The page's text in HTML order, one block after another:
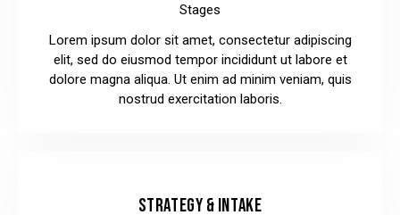
Stages
Lorem ipsum dolor sit amet, consectetur adipiscing
elit, sed do eiusmod tempor incididunt ut labore et
dolore magna aliqua. Ut enim ad minim veniam, quis
nostrud exercitation laboris.
STRATEGY & INTAKE